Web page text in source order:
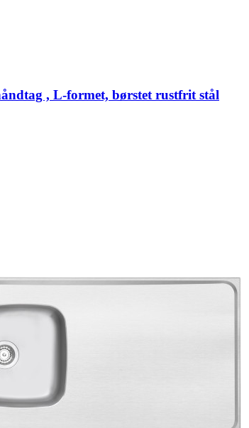
, L-formet, børstet rustfrit stål